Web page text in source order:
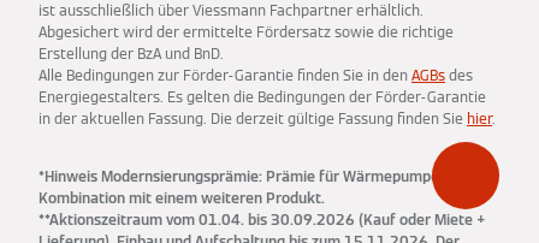
ist ausschließlich über Viessmann Fachpartner erhältlich.
Abgesichert wird der ermittelte Fördersatz sowie die richtige
Erstellung der BzA und BnD.
Alle Bedingungen zur Förder-Garantie finden Sie in den AGBs des
Energiegestalters. Es gelten die Bedingungen der Förder-Garantie
in der aktuellen Fassung. Die derzeit gültige Fassung finden Sie hier.
*Hinweis Modernsierungsprämie: Prämie für Wärmepumpen nur in
Kombination mit einem weiteren Produkt.
**Aktionszeitraum vom 01.04. bis 30.09.2026 (Kauf oder Miete +